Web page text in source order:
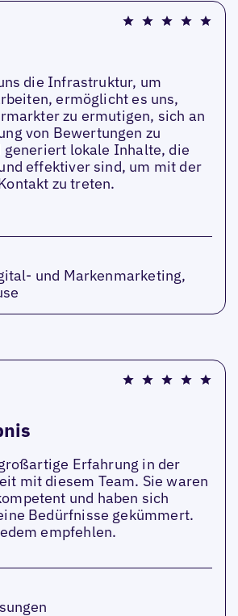
die Infrastruktur, um
ermöglicht es uns,
zu ermutigen, sich an
von Bewertungen zu
generiert lokale Inhalte, die
effektiver sind, um mit der
zu treten.
und Markenmarketing,
Erfahrung in der
mit diesem Team. Sie waren
und haben sich
Bedürfnisse gekümmert.
empfehlen.